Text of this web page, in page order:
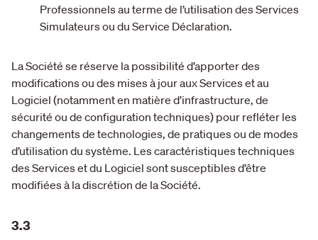
Professionnels au terme de l’utilisation des Services
Simulateurs ou du Service Déclaration.
La Société se réserve la possibilité d’apporter des
modifications ou des mises à jour aux Services et au
Logiciel (notamment en matière d’infrastructure, de
sécurité ou de configuration techniques) pour refléter les
changements de technologies, de pratiques ou de modes
d’utilisation du système. Les caractéristiques techniques
des Services et du Logiciel sont susceptibles d’être
modifiées à la discrétion de la Société.
3.3